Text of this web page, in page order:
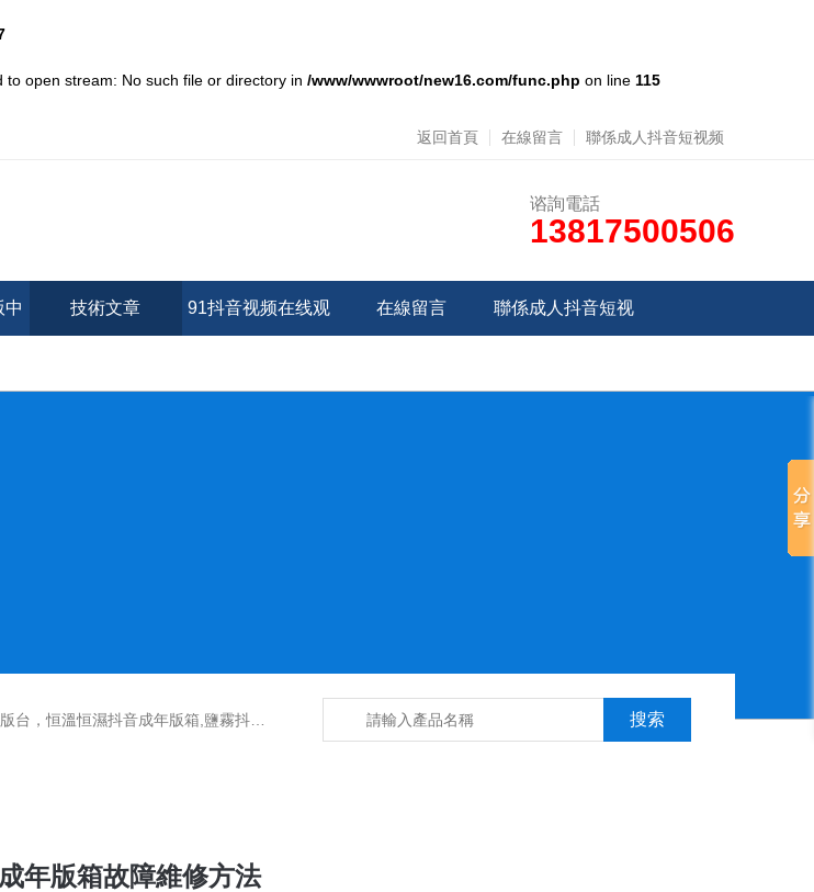
open stream: No such file or directory in /www/wwwroot/new16.com/func.php on line 115
返回首頁 在線留言 聯係成人抖音短视频
谘詢電話
13817500506
中 技術文章 91抖音视频在线观 在線留言 聯係成人抖音短视
成年版箱，沙塵抖音成年版箱，淋雨抖音成年版箱，汽車內飾材料燃燒抖音成年版機
年版箱故障維修方法